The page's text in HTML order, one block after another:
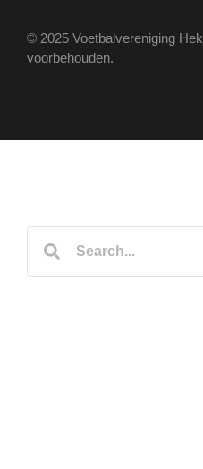
© 2025 Voetbalvereniging
voorbehouden.